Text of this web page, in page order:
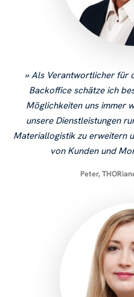
Als Verantwortlicher für
Backoffice schätze ich
Möglichkeiten uns immer
unsere Dienstleistungen
Materiallogistik zu erweitern
von Kunden und
Peter,